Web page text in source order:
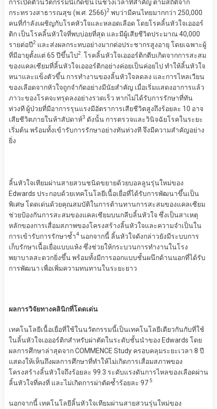
การเปิดตัวนวัตกรรมนี้เกิดขึ้นในช่วงเวลาที่สำคัญ ตามสถิติจาก
กระทรวงสาธารณสุข (พ.ศ. 2566)2พบว่ามีคนไทยมากกว่า 250,000
คนที่กำลังเผชิญกับโรคหัวใจและหลอดเลือด โดยโรคลิ้นหัวใจเอออร์
ติก เป็นโรคลิ้นหัวใจที่พบบ่อยที่สุด และมีผู้เสียชีวิตประมาณ 40,000
รายต่อปี2และส่งผลกระทบอย่างมากต่อประชากรสูงอายุ โดยเฉพาะผู้
ที่มีอายุตั้งแต่ 65 ปีขึ้นไป2. โรคลิ้นหัวใจเอออร์ติกตีบเกิดจากการสะสม
ของแคลเซียมที่ลิ้นหัวใจเอออร์ติกอย่างค่อยเป็นค่อยไป ทำให้ลิ้นหัวใจ
หนาและแข็งตัวขึ้น การทำงานของลิ้นหัวใจลดลง และการไหลเวียน
ของเลือดจากหัวใจถูกจำกัดอย่างมีนัยสำคัญ เมื่อเริ่มแสดงอาการแล้ว
ภาวะของโรคจะทรุดลงอย่างรวดเร็ว หากไม่ได้รับการรักษาที่ทัน
ท่วงที ผู้ป่วยที่มีอาการรุนแรงมีอัตราการเสียชีวิตสูงถึงร้อยละ 10 อาจ
เสียชีวิตภายในห้าสัปดาห์3 ดังนั้น การตรวจและวินิจฉัยโรคในระยะ
เริ่มต้น พร้อมทั้งเข้ารับการรักษาอย่างทันท่วงที จึงมีความสำคัญอย่าง
ยิ่ง
ลิ้นหัวใจเทียมผ่านสายสวนชนิดขยายด้วยบอลลูนรุ่นใหม่ของ
Edwards ประกอบด้วยเทคโนโลยีเนื้อเยื่อที่ได้รับการพัฒนาขึ้นเป็น
พิเศษ โดดเด่นด้วยคุณสมบัติในการต้านทานการสะสมของแคลเซียม
ช่วยป้องกันการสะสมของแคลเซียมบนกลีบลิ้นหัวใจ ซึ่งเป็นสาเหตุ
หลักของการเสื่อมสภาพของโครงสร้างลิ้นหัวใจและความจำเป็นใน
การเข้ารับการรักษาซ้ำ4 นอกจากนี้ ลิ้นหัวใจดังกล่าวยังมีระบบการ
เก็บรักษาเนื้อเยื่อแบบแห้ง ซึ่งช่วยให้กระบวนการทำงานในโรง
พยาบาลสะดวกยิ่งขึ้น พร้อมทั้งมีการออกแบบชั้นผนึกด้านนอกที่ได้รับ
การพัฒนา เพื่อเพิ่มความทนทานในระยะยาว
ผลการวิจัยทางคลินิกที่โดดเด่น
เทคโนโลยีเนื้อเยื่อที่ใช้ในนวัตกรรมนี้เป็นเทคโนโลยีเดียวกันกับที่ใช้
ในลิ้นหัวใจเอออร์ติกสำหรับผ่าตัดในระดับชั้นนำของ Edwards โดย
ผลการศึกษาล่าสุดจาก COMMENCE Study ครอบคลุมระยะเวลา 8 ปี
แสดงให้เห็นถึงผลการศึกษาที่ทำให้ไม่เกิดการเสื่อมสภาพของ
โครงสร้างลิ้นหัวใจถึงร้อยละ 99.3 ระดับแรงดันการไหลของเลือดผ่าน
ลิ้นหัวใจที่คงที่ และไม่เกิดการผ่าตัดซ้ำร้อยละ 975
นอกจากนี้ เทคโนโลยีลิ้นหัวใจเทียมผ่านสายสวนรุ่นใหม่ของ